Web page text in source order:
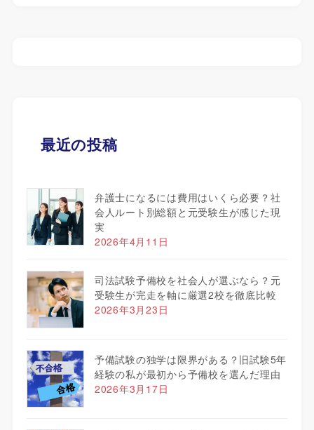
最近の投稿
弁護士になるには費用はいくら必要？社
会人ルート別総額と元受験生が感じた現
実
2026年4月11日
司法試験予備校を社会人が選ぶなら？元
受験生が完走を軸に厳選2校を徹底比較
2026年3月23日
予備試験の独学は限界がある？旧試験5年
経験の私が最初から予備校を選んだ理由
2026年3月17日